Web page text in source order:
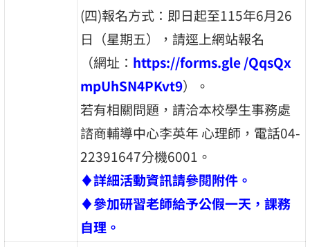
(四)報名方式：即日起至115年6月26
日（星期五），請逕上網站報名
（網址： https://forms.gle /QqsQx
mpUhSN4PKvt9）。
若有相關問題，請洽本校學生事務處
諮商輔導中心李英年 心理師，電話04-
22391647分機6001。
♦詳細活動資訊請參閱附件。
♦參加研習老師給予公假一天，課務
自理。